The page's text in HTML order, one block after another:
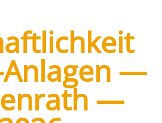
Anlagen —
—